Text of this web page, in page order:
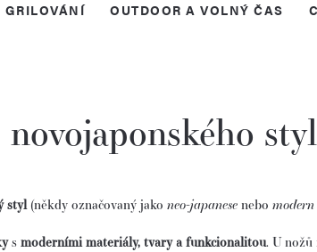
GRILOVÁNÍ OUTDOOR A VOLNÝ ČAS
novojaponského
styl(někdy označovaný jako neo-japanese nebo modern
s moderními materiály, tvary a funkcionalitou. U nožů